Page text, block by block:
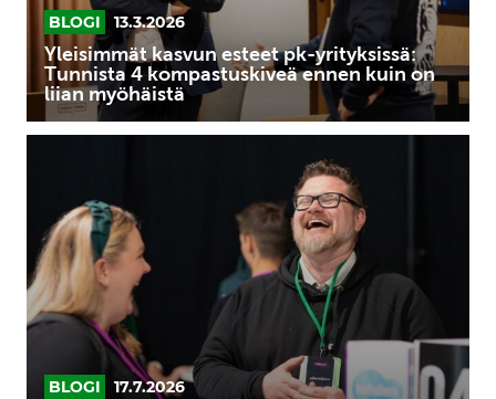
ennen
kuin
on
liian
myöhäistä
BLOGI 13.3.2026
Yleisimmät kasvun esteet pk-yrityksissä:
Tunnista 4 kompastuskiveä ennen kuin on
liian myöhäistä
mittaaminen:
Miten
kasvua
ja
sen
edellytyksiä
voidaan
BLOGI 17.7.2026